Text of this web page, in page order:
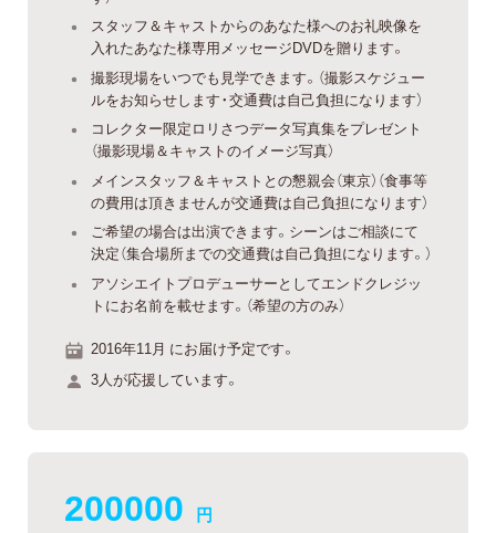
スタッフ＆キャストからのあなた様へのお礼映像を
入れたあなた様専用メッセージDVDを贈ります。
撮影現場をいつでも見学できます。（撮影スケジュー
ルをお知らせします・交通費は自己負担になります）
コレクター限定ロリさつデータ写真集をプレゼント
（撮影現場＆キャストのイメージ写真）
メインスタッフ＆キャストとの懇親会（東京）（食事等
の費用は頂きませんが交通費は自己負担になります）
ご希望の場合は出演できます。シーンはご相談にて
決定（集合場所までの交通費は自己負担になります。）
アソシエイトプロデューサーとしてエンドクレジッ
トにお名前を載せます。（希望の方のみ）
2016年11月 にお届け予定です。
3人が応援しています。
200000 円